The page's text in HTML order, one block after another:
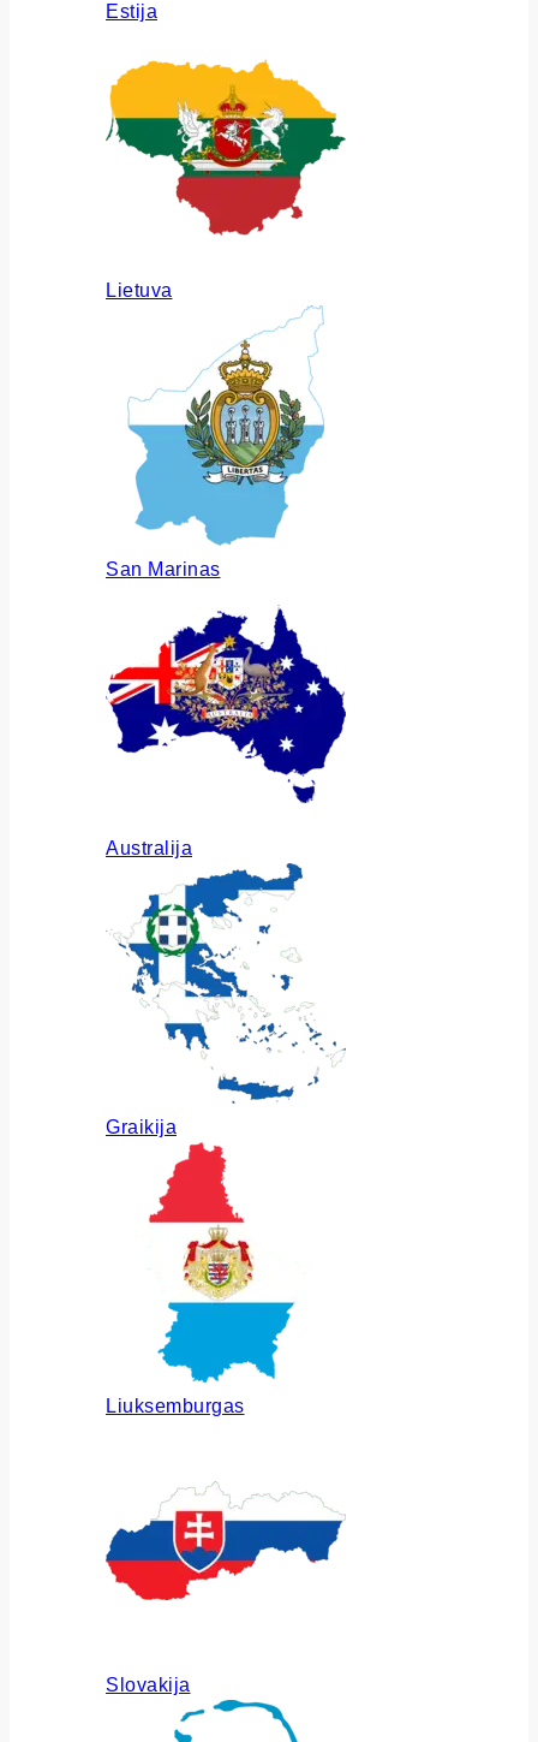
Estija
Lietuva
San Marinas
Australija
Graikija
Liuksemburgas
Slovakija